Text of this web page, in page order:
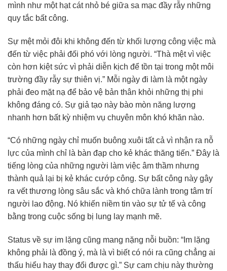
mình như một hạt cát nhỏ bé giữa sa mạc đầy rẫy những
quy tắc bất công.
Sự mệt mỏi đôi khi không đến từ khối lượng công việc mà
đến từ việc phải đối phó với lòng người. “Thà mệt vì việc
còn hơn kiệt sức vì phải diễn kịch để tồn tại trong một môi
trường đầy rẫy sự thiên vị.” Mỗi ngày đi làm là một ngày
phải đeo mặt nạ để bảo vệ bản thân khỏi những thị phi
không đáng có. Sự giả tạo này bào mòn năng lượng
nhanh hơn bất kỳ nhiệm vụ chuyên môn khó khăn nào.
“Có những ngày chỉ muốn buông xuôi tất cả vì nhận ra nỗ
lực của mình chỉ là bàn đạp cho kẻ khác thăng tiến.” Đây là
tiếng lòng của những người làm việc âm thầm nhưng
thành quả lại bị kẻ khác cướp công. Sự bất công này gây
ra vết thương lòng sâu sắc và khó chữa lành trong tâm trí
người lao động. Nó khiến niềm tin vào sự tử tế và công
bằng trong cuộc sống bị lung lay mạnh mẽ.
Status về sự im lặng cũng mang nặng nỗi buồn: “Im lặng
không phải là đồng ý, mà là vì biết có nói ra cũng chẳng ai
thấu hiểu hay thay đổi được gì.” Sự cam chịu này thường